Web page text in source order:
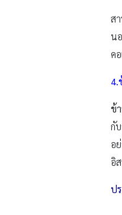
ส
น
ค
4.
ข้
กั
อ
อิ
ป